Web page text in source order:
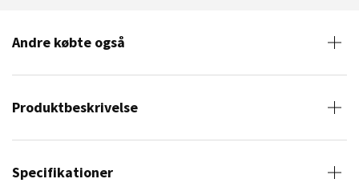
Andre købte også
Produktbeskrivelse
Specifikationer